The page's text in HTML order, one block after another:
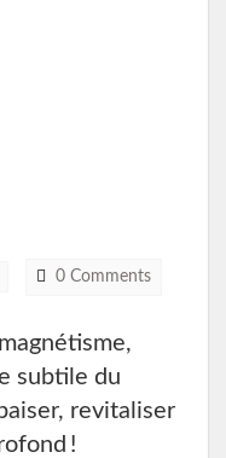
0 Comments
subtile du
revitaliser
!